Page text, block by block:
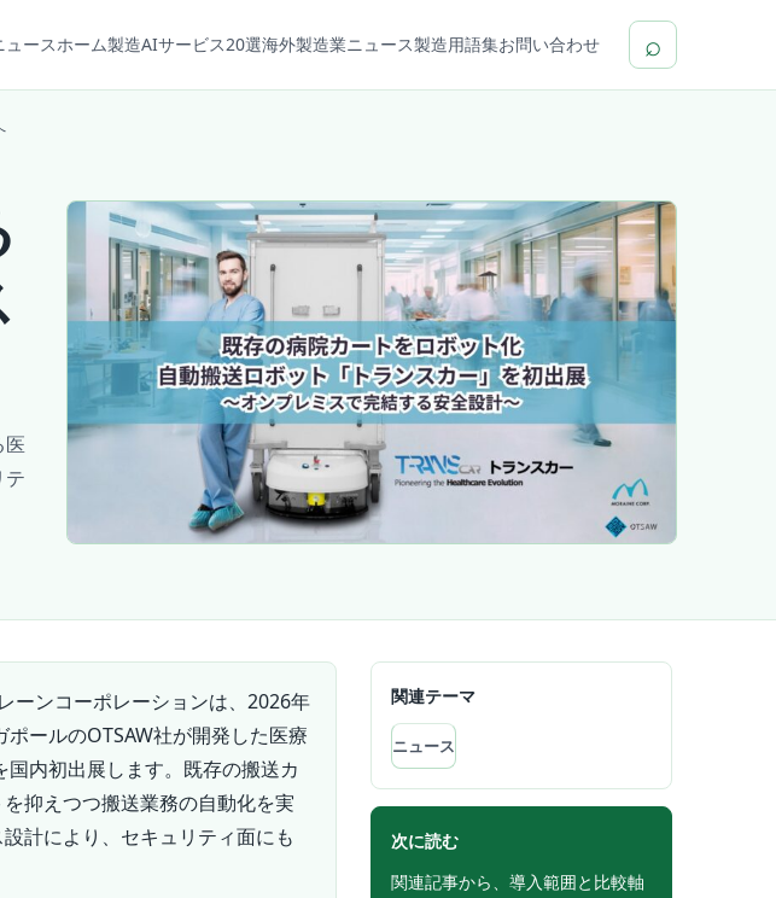
ュースホーム製造AIサービス20選海外製造業ニュース製造用語集お問い合わせ ⌕
医
テ
ーンコーポレーションは、2026年
ールのOTSAW社が開発した医療
内初出展します。既存の搬送カ
抑えつつ搬送業務の自動化を実
計により、セキュリティ面にも
関連テーマ
ニュース
次に読む
関連記事から、導入範囲と比較軸